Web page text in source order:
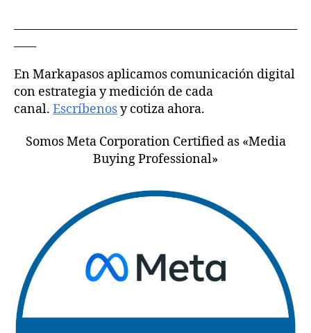
En Markapasos aplicamos comunicación digital
con estrategia y medición de cada
canal. Escríbenosy cotiza ahora.
Somos Meta Corporation Certified as «Media
Buying Professional»